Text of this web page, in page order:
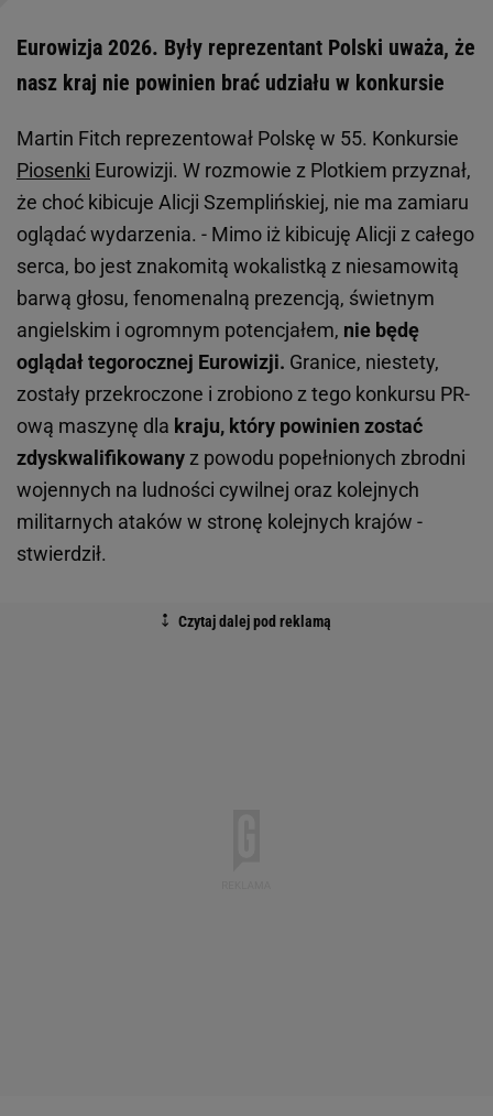
Eurowizja 2026. Były reprezentant Polski uważa, że
nasz kraj nie powinien brać udziału w konkursie
Martin Fitch reprezentował Polskę w 55. Konkursie
Piosenki Eurowizji. W rozmowie z Plotkiem przyznał,
że choć kibicuje Alicji Szemplińskiej, nie ma zamiaru
oglądać wydarzenia. - Mimo iż kibicuję Alicji z całego
serca, bo jest znakomitą wokalistką z niesamowitą
barwą głosu, fenomenalną prezencją, świetnym
angielskim i ogromnym potencjałem, nie będę
oglądał tegorocznej Eurowizji. Granice, niestety,
zostały przekroczone i zrobiono z tego konkursu PR-
ową maszynę dla kraju, który powinien zostać
zdyskwalifikowanyz powodu popełnionych zbrodni
wojennych na ludności cywilnej oraz kolejnych
militarnych ataków w stronę kolejnych krajów -
stwierdził.